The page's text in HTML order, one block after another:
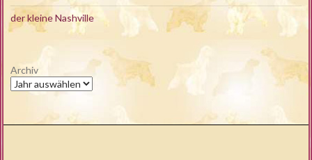
der kleine Nashville
Archiv